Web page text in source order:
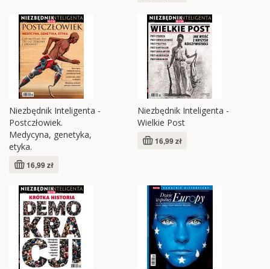
Niezbędnik Inteligenta -
Postczłowiek.
Medycyna, genetyka,
etyka.
16,99 zł
Niezbędnik Inteligenta -
Wielkie Post
16,99 zł